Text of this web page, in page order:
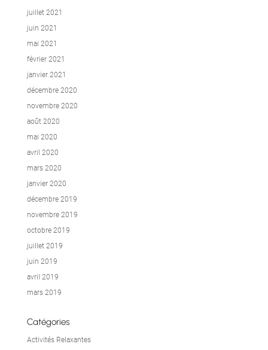
juillet 2021
juin 2021
mai 2021
février 2021
janvier 2021
décembre 2020
novembre 2020
août 2020
mai 2020
avril 2020
mars 2020
janvier 2020
décembre 2019
novembre 2019
octobre 2019
juillet 2019
juin 2019
avril 2019
mars 2019
Catégories
Activités Relaxantes